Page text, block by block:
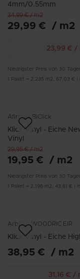
4mm/0.55mm
34,99 €/m2
29,99 € / m2
23,99 € /
Niedrigster Preis von 30
Paket = 2,235 m2 67,03 €
Afirmax BiClick
Klick Vinyl - Eiche
Vinyl
29,95 €/m2
19,95 € / m2
Niedrigster Preis von 30
Paket = 2,196 m2 43,81 €
Arbiton WOODRIC EIR
Klick Vinyl - Eiche
38,95 € / m2
31,16 € /